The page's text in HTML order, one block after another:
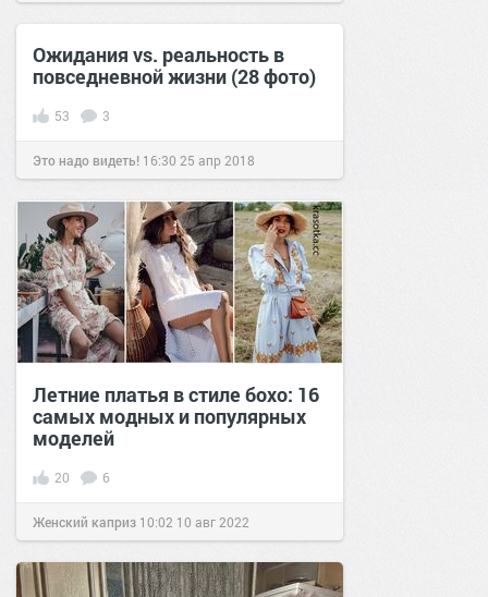
Ожидания vs. реальность в
повседневной жизни (28 фото)
53 3
Это надо видеть! 16:30 25 апр 2018
Летние платья в стиле бохо: 16
самых модных и популярных
моделей
20 6
Женский каприз 10:02 10 авг 2022